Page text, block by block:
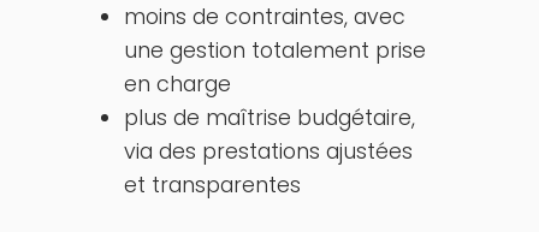
moins de contraintes, avec
une gestion totalement prise
en charge
plus de maîtrise budgétaire,
via des prestations ajustées
et transparentes